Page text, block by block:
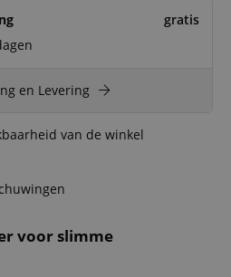
voor slimme
gratis
en Levering
van de winkel